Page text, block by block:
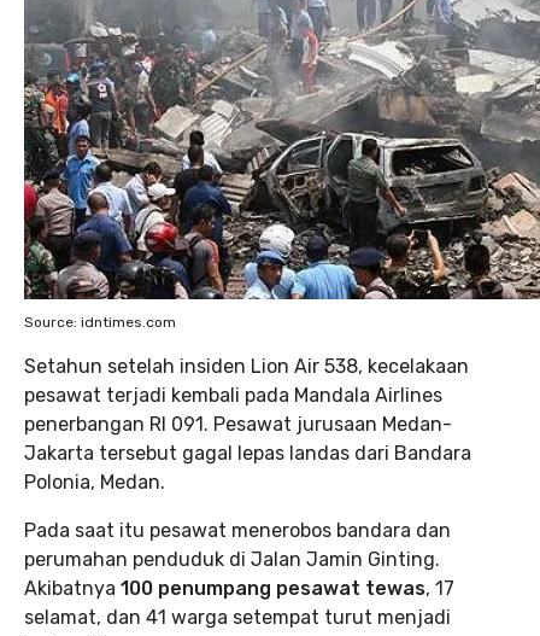
Source: idntimes.com
Setahun setelah insiden Lion Air 538, kecelakaan
pesawat terjadi kembali pada Mandala Airlines
penerbangan RI 091. Pesawat jurusaan Medan-
Jakarta tersebut gagal lepas landas dari Bandara
Polonia, Medan.
Pada saat itu pesawat menerobos bandara dan
perumahan penduduk di Jalan Jamin Ginting.
Akibatnya 100 penumpang pesawat tewas, 17
selamat, dan 41 warga setempat turut menjadi